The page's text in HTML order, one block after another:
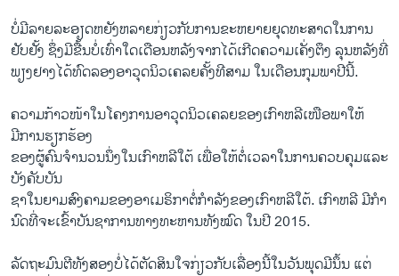
ບໍ່​ມີລາຍ​ລະ​ອຽດຫຍັງ​ຫລາຍ​ກ່ຽວ​ກັບ​ການ​ຂະຫຍາຍຍຸດ​ທະ​ສາດ​ໃນ​ການ​
ຢັບຢັ້ງ ຊຶ່ງ​ມີ​ຂື້ນບໍ່​ເທົ່າ​ໃດ​ເດືອນ​ຫລັງ​ຈາກ​ໄ​ດ້​ເກີດ​ຄວາມ​ເຄັ່ງ​ຕຶງ ລຸນ​ຫລັງ​ທີ່​
ພຽງຢາງ​ໄດ້​ທົດ​ລອງ​ອາວຸດນິວ​ເຄລຍຄັ້ງ​ທີ​ສາມ ​ໃນ​ເດືອນກຸມພາປີນີ້.
​ຄວາມ​ກ້າວໜ້າ​ໃນໂຄງການ​ອາວຸດ​ນິວ​ເຄລຍຂອງ​ເກົາຫລີ​ເໜືອ​ພາ​ໃຫ້​
ມີການຮຽກຮ້ອງ
ຂອງ​ຜູ້​ຄົນ​ຈໍານວນ​ນຶ່ງ​ໃນເກົາຫລີ​ໃຕ້ ​ເພື່ອ​ໃຫ້ຕໍ່​ເວລາໃນ​ການ​ຄວບ​ຄຸມ​ແລະ​
ບັງຄັບ​ບັນ
ຊາ​ໃນ​ຍາມ​ສົງຄາມ​ຂອງ​ອາ​ເມຣິກາຕໍ່​ກຳລັງຂອງ​ເກົາຫລີ​ໃຕ້. ​ເກົາຫລີ ມີ​ກໍາ
ນົດ​ທີ່​ຈະເຂົ້າ​ບັນຊາ​ການທາງ​ທະຫານ​ທັງ​ໝົ​ດ ​ໃນ​ປີ 2015​.
ລັດຖະມົນຕີ​ທັງ​ສອງ​ບໍ່​ໄດ້​ຕັດສິນ​ໃຈ​ກ່ຽວ​ກັບ​ເລື່ອງນີ້​ໃນ​ວັນ​ພຸດມີນຶ້ນ ​ແຕ່​